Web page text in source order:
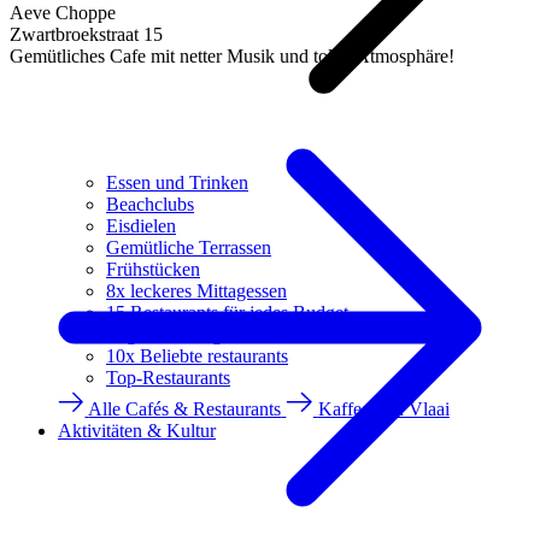
Essen und Trinken
Beachclubs
Eisdielen
Gemütliche Terrassen
Frühstücken
8x leckeres Mittagessen
15 Restaurants für jedes Budget
10x Beliebte restaurants
Top-Restaurants
Alle Cafés & Restaurants
Kaffee und Vlaai
Aktivitäten & Kultur
Aeve Choppe
Zwartbroekstraat 15
Gemütliches Cafe mit netter Musik und toller Atmosphäre!